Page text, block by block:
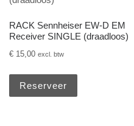
RACK Sennheiser EW-D EM
Receiver SINGLE (draadloos)
€ 15,00 excl. btw
Reserveer